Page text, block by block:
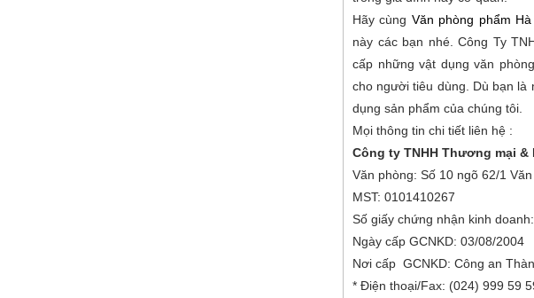
Hãy cùng Văn phòng phẩm
này các bạn nhé. Công Ty
cấp những vật dụng văn
cho người tiêu dùng. Dù bạn là
dụng sản phẩm của chúng tôi.
Mọi thông tin chi tiết liên hệ :
Công ty TNHH Thương mại
Văn phòng: Số 10 ngõ 62/1
MST: 0101410267
Số giấy chứng nhận kinh
Ngày cấp GCNKD: 03/08/2004
Nơi cấp GCNKD: Công an
* Điện thoại/Fax: (024) 999 59